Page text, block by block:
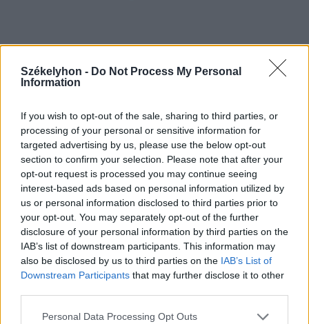
Székelyhon - Do Not Process My Personal
Information
If you wish to opt-out of the sale, sharing to third parties, or
processing of your personal or sensitive information for
targeted advertising by us, please use the below opt-out
section to confirm your selection. Please note that after your
opt-out request is processed you may continue seeing
interest-based ads based on personal information utilized by
us or personal information disclosed to third parties prior to
your opt-out. You may separately opt-out of the further
disclosure of your personal information by third parties on the
IAB’s list of downstream participants. This information may
also be disclosed by us to third parties on the IAB’s List of
Downstream Participants that may further disclose it to other
Personal Data Processing Opt Outs
Hasznos
Impresszum
Szerzői jogok
Adatvédelmi tájékoztató
Cookie-kezelési tájékoztató
Hozzászólási szabályzat
Nyomtatott lapjaink archívuma
Székely Hírmondó archívuma